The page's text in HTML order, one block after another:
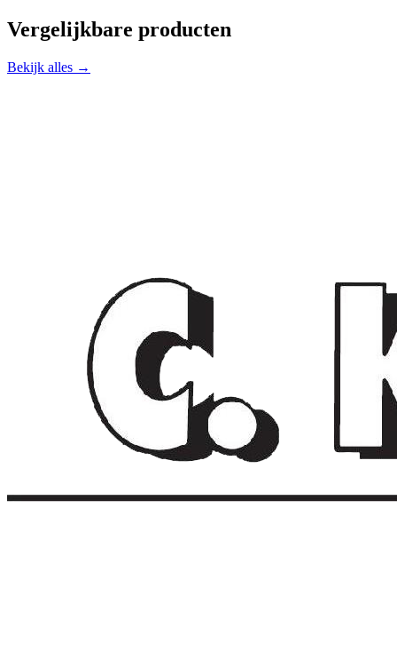
Vergelijkbare producten
Bekijk alles →